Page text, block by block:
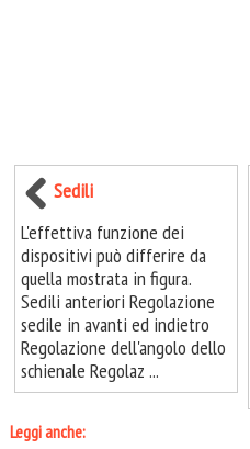
Sedili
L'effettiva funzione dei
dispositivi può differire da
quella mostrata in figura.
Sedili anteriori Regolazione
sedile in avanti ed indietro
Regolazione dell'angolo dello
schienale Regolaz ...
Leggi anche: